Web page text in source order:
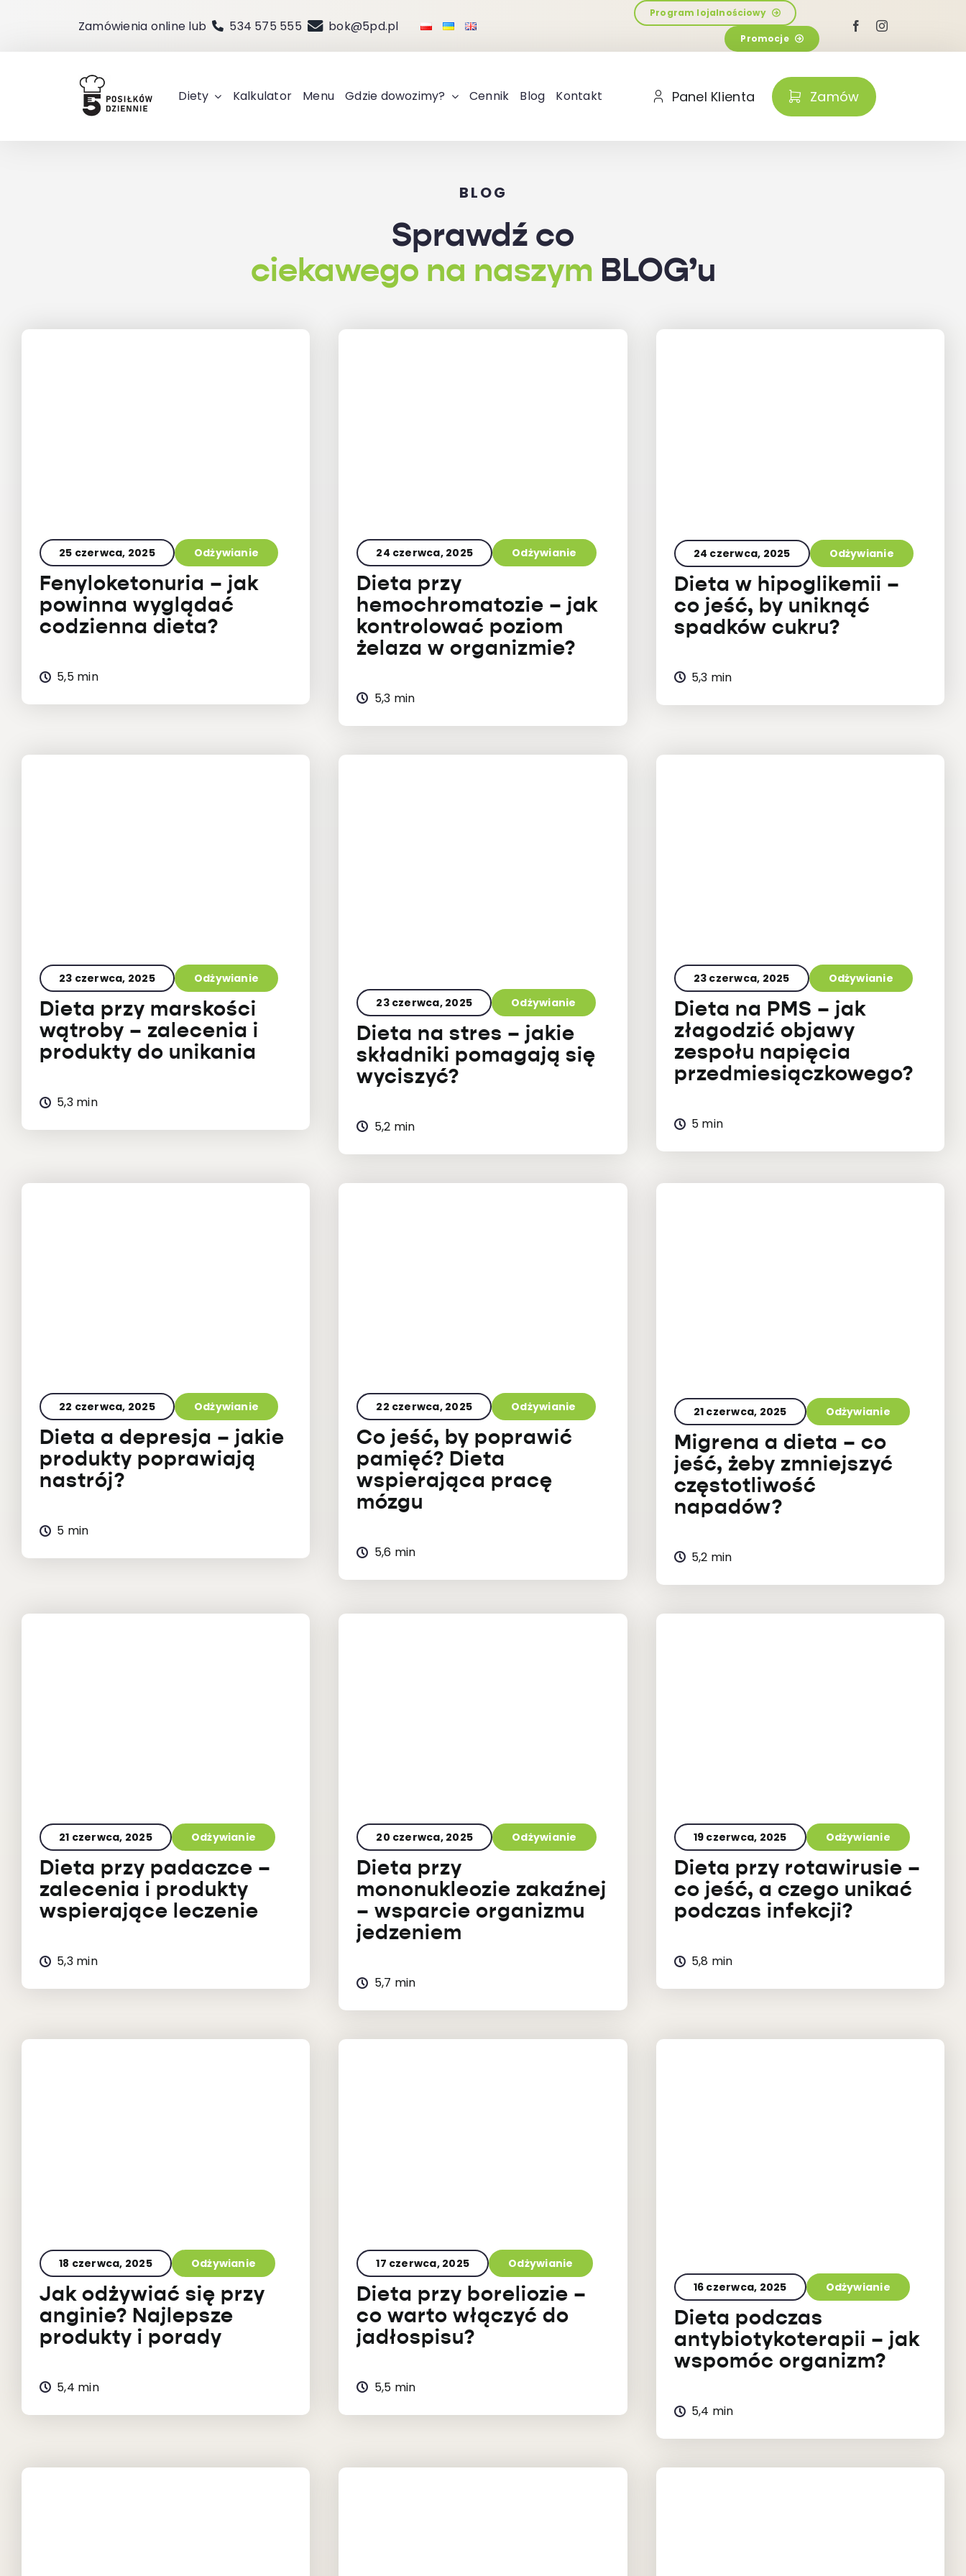
zawartości
Zamówienia online lub 534 575 555 bok@5pd.pl
Program lojalnościowy
Promocje
Diety Kalkulator Menu Gdzie dowozimy? Cennik Blog Kontakt Panel Klienta Zamów
BLOG
Sprawdź co
ciekawego na naszym BLOG’u
25 czerwca, 2025 Odżywianie
Fenyloketonuria – jak
powinna wyglądać
codzienna dieta?
5,5 min
24 czerwca, 2025 Odżywianie
Dieta przy
hemochromatozie – jak
kontrolować poziom
żelaza w organizmie?
5,3 min
24 czerwca, 2025 Odżywianie
Dieta w hipoglikemii –
co jeść, by uniknąć
spadków cukru?
5,3 min
23 czerwca, 2025 Odżywianie
Dieta przy marskości
wątroby – zalecenia i
produkty do unikania
5,3 min
23 czerwca, 2025 Odżywianie
Dieta na stres – jakie
składniki pomagają się
wyciszyć?
5,2 min
23 czerwca, 2025 Odżywianie
Dieta na PMS – jak
złagodzić objawy
zespołu napięcia
przedmiesiączkowego?
5 min
22 czerwca, 2025 Odżywianie
Dieta a depresja – jakie
produkty poprawiają
nastrój?
5 min
22 czerwca, 2025 Odżywianie
Co jeść, by poprawić
pamięć? Dieta
wspierająca pracę
mózgu
5,6 min
21 czerwca, 2025 Odżywianie
Migrena a dieta – co
jeść, żeby zmniejszyć
częstotliwość
napadów?
5,2 min
21 czerwca, 2025 Odżywianie
Dieta przy padaczce –
zalecenia i produkty
wspierające leczenie
5,3 min
20 czerwca, 2025 Odżywianie
Dieta przy
mononukleozie zakaźnej
– wsparcie organizmu
jedzeniem
5,7 min
19 czerwca, 2025 Odżywianie
Dieta przy rotawirusie –
co jeść, a czego unikać
podczas infekcji?
5,8 min
18 czerwca, 2025 Odżywianie
Jak odżywiać się przy
anginie? Najlepsze
produkty i porady
5,4 min
17 czerwca, 2025 Odżywianie
Dieta przy boreliozie –
co warto włączyć do
jadłospisu?
5,5 min
16 czerwca, 2025 Odżywianie
Dieta podczas
antybiotykoterapii – jak
wspomóc organizm?
5,4 min